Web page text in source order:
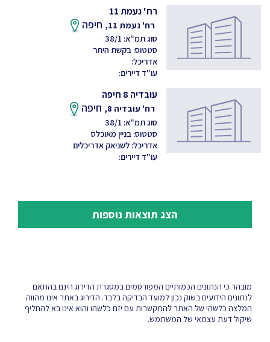
רח' נעמת 11
רח' נעמת 11, חיפה
סוג תמ"א: 38/1
סטטוס: בקשת היתר
אדריכל:
עו"ד דיירים:
עובדיה 8 חיפה
רח' עובדיה 8, חיפה
סוג תמ"א: 38/1
סטטוס: בניין מאוכלס
אדריכל: לשניאק אדריכלים
עו"ד דיירים:
הצג תוצאות נוספות
מובהר כי הנתונים הכמותיים המפורסמים במסגרת הדירוג הינם בהתאם
לנתונים הידועים בשוק נכון למועד הבדיקה בלבד. הדירוג באתר אינו מהווה
המלצה כלשהי של האתר להתקשרות עם יזם כלשהו והוא אינו בא להחליף
שיקול דעת עצמאי של המשתמש.